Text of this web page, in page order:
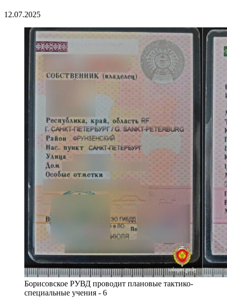
12.07.2025
Борисовское РУВД проводит плановые тактико-
специальные учения - 6